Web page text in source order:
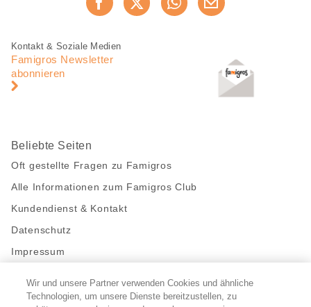
Jetzt weiterempfehlen
Fusszeile
Fusszeile
Navigation
Kontakt & Soziale Medien
Famigros Newsletter
abonnieren
Beliebte Seiten
Oft gestellte Fragen zu Famigros
Alle Informationen zum Famigros Club
Kundendienst & Kontakt
Datenschutz
Impressum
Bleibe mit uns in Kontakt
Wir und unsere Partner verwenden Cookies und ähnliche
Technologien, um unsere Dienste bereitzustellen, zu